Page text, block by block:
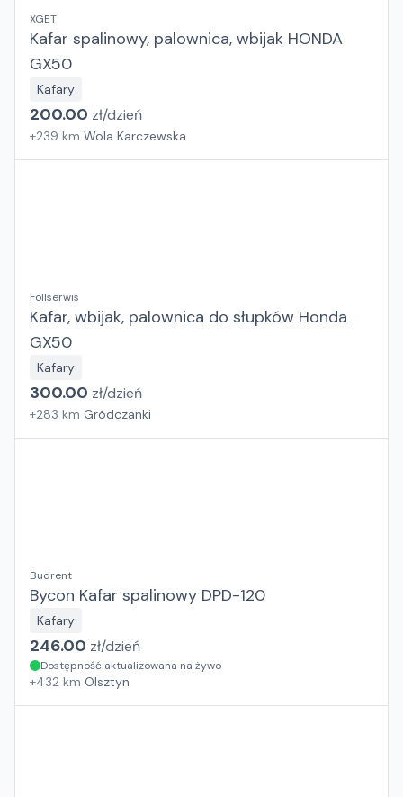
XGET
Kafar spalinowy, palownica, wbijak HONDA
GX50
Kafary
200.00 zł/dzień
+239 km Wola Karczewska
Follserwis
Kafar, wbijak, palownica do słupków Honda
GX50
Kafary
300.00 zł/dzień
+283 km Gródczanki
Budrent
Bycon Kafar spalinowy DPD-120
Kafary
246.00 zł/dzień
Dostępność aktualizowana na żywo
+432 km Olsztyn